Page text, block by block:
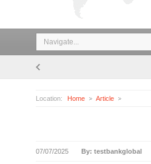
Navigate...
Location: Home Article
07/07/2025 By: testbankglobal